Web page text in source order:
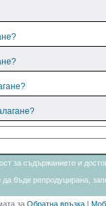
за съдържанието и
бъде репродуцирана,
за Обратна връзка |